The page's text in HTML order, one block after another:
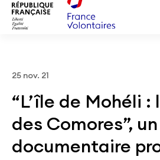
25 nov. 21
“L’île de Mohéli :
des Comores”,
documentaire